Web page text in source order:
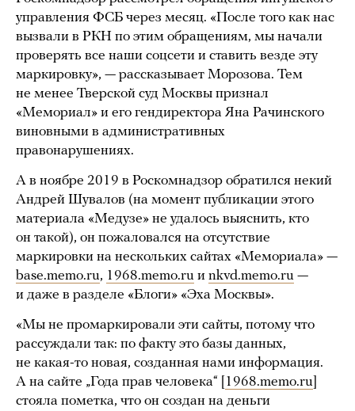
управления ФСБ через месяц. «После того как нас
вызвали в РКН по этим обращениям, мы начали
проверять все наши соцсети и ставить везде эту
маркировку», — рассказывает Морозова. Тем
не менее Тверской суд Москвы признал
«Мемориал» и его гендиректора Яна Рачинского
виновными в административных
правонарушениях.
А в ноябре 2019 в Роскомнадзор обратился некий
Андрей Шувалов (на момент публикации этого
материала «Медузе» не удалось выяснить, кто
он такой), он пожаловался на отсутствие
маркировки на нескольких сайтах «Мемориала» —
base.memo.ru, 1968.memo.ru и nkvd.memo.ru —
и даже в разделе «Блоги» «Эха Москвы».
«Мы не промаркировали эти сайты, потому что
рассуждали так: по факту это базы данных,
не какая-то новая, созданная нами информация.
А на сайте „Года прав человека“ [
1968.memo.ru
стояла пометка, что он создан на деньги